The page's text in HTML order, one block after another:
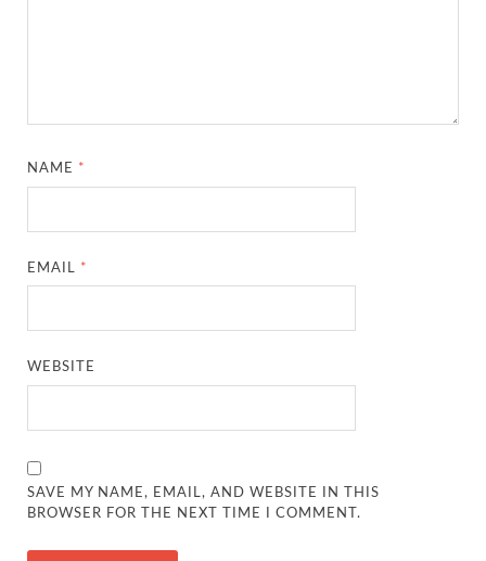
NAME *
EMAIL *
WEBSITE
SAVE MY NAME, EMAIL, AND WEBSITE IN THIS
BROWSER FOR THE NEXT TIME I COMMENT.